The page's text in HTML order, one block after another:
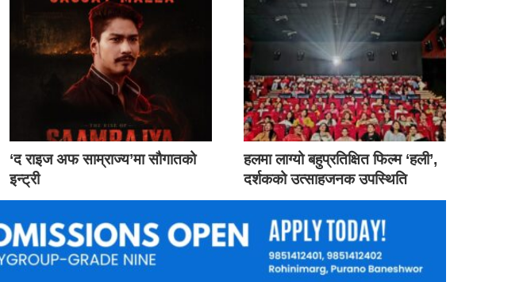
‘द राइज अफ साम्राज्य’मा सौगातको
इन्ट्री
हलमा लाग्यो बहुप्रतिक्षित फिल्म ‘हली’,
दर्शकको उत्साहजनक उपस्थिति